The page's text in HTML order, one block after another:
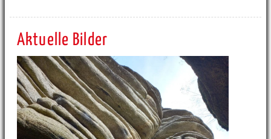
Aktuelle Bilder